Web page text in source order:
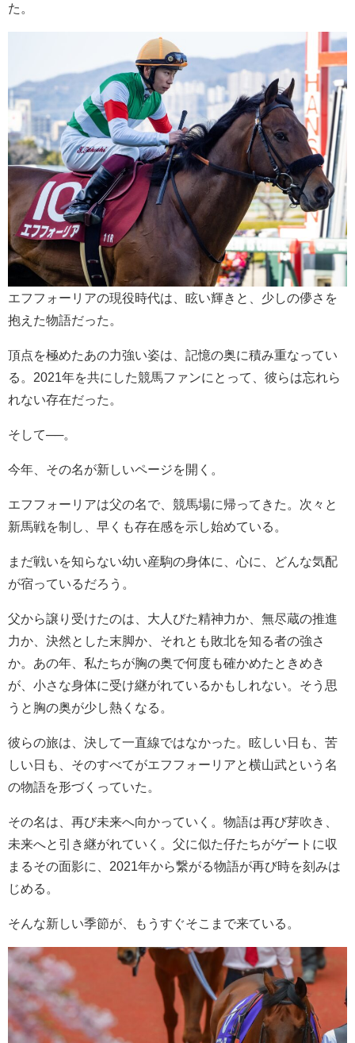
た。
エフフォーリアの現役時代は、眩い輝きと、少しの儚さを
抱えた物語だった。
頂点を極めたあの力強い姿は、記憶の奥に積み重なってい
る。2021年を共にした競馬ファンにとって、彼らは忘れら
れない存在だった。
そして──。
今年、その名が新しいページを開く。
エフフォーリアは父の名で、競馬場に帰ってきた。次々と
新馬戦を制し、早くも存在感を示し始めている。
まだ戦いを知らない幼い産駒の身体に、心に、どんな気配
が宿っているだろう。
父から譲り受けたのは、大人びた精神力か、無尽蔵の推進
力か、決然とした末脚か、それとも敗北を知る者の強さ
か。あの年、私たちが胸の奥で何度も確かめたときめき
が、小さな身体に受け継がれているかもしれない。そう思
うと胸の奥が少し熱くなる。
彼らの旅は、決して一直線ではなかった。眩しい日も、苦
しい日も、そのすべてがエフフォーリアと横山武という名
の物語を形づくっていた。
その名は、再び未来へ向かっていく。物語は再び芽吹き、
未来へと引き継がれていく。父に似た仔たちがゲートに収
まるその面影に、2021年から繋がる物語が再び時を刻みは
じめる。
そんな新しい季節が、もうすぐそこまで来ている。